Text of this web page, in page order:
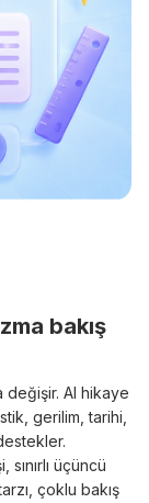
bakış
değişir. AI hikaye
gerilim, tarihi,
üçüncü
çoklu bakış